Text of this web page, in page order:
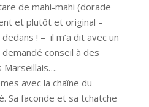
de mahi-mahi (dorade
et plutôt et original –
! – il m’a dit avec un
conseil à des
Marseillais….
avec la chaîne du
Sa faconde et sa tchatche